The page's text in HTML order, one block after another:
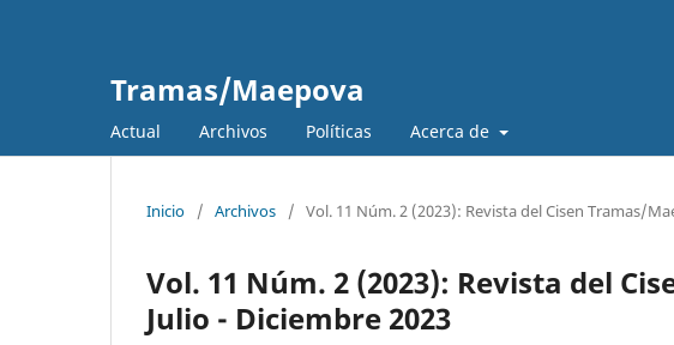
Tramas/Maepova
Actual Archivos Políticas Acerca de
Inicio / Archivos / Vol. 11 Núm. 2 (2023): Revista del Cisen Tramas/
Vol. 11 Núm. 2 (2023): Revista del
Julio - Diciembre 2023